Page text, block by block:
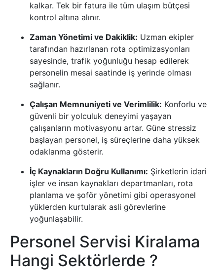
kalkar. Tek bir fatura ile tüm ulaşım bütçesi
kontrol altına alınır.
Zaman Yönetimi ve Dakiklik: Uzman ekipler
tarafından hazırlanan rota optimizasyonları
sayesinde, trafik yoğunluğu hesap edilerek
personelin mesai saatinde iş yerinde olması
sağlanır.
Çalışan Memnuniyeti ve Verimlilik: Konforlu ve
güvenli bir yolculuk deneyimi yaşayan
çalışanların motivasyonu artar. Güne stressiz
başlayan personel, iş süreçlerine daha yüksek
odaklanma gösterir.
İç Kaynakların Doğru Kullanımı: Şirketlerin idari
işler ve insan kaynakları departmanları, rota
planlama ve şoför yönetimi gibi operasyonel
yüklerden kurtularak asli görevlerine
yoğunlaşabilir.
Personel Servisi Kiralama
Hangi Sektörlerde ?